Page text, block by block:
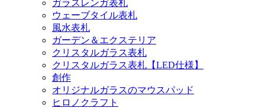
ガラスレンガ表札
ウェーブタイル表札
風水表札
ガーデン＆エクステリア
クリスタルガラス表札
クリスタルガラス表札【LED仕様】
創作
オリジナルガラスのマウスパッド
ヒロノクラフト